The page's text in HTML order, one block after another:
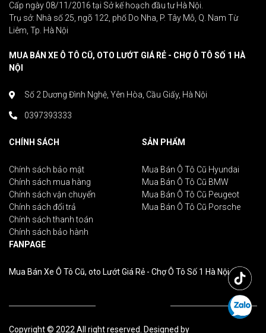
Cấp ngày 08/11/2016 tại Sở kế hoạch đầu tư Hà Nội.
Trụ sở: Nhà số 25, ngõ 122, phố Do Nha, P. Tây Mỗ, Q. Nam Từ
Liêm, Tp. Hà Nội
MUA BÁN XE Ô TÔ CŨ, OTO LƯỚT GIÁ RẺ - CHỢ Ô TÔ SỐ 1 HÀ
NỘI
Số 2 Dương Đình Nghệ, Yên Hòa, Cầu Giấy, Hà Nội
0397393333
CHÍNH SÁCH
Chính sách bảo mật
Chính sách mua hàng
Chính sách vận chuyển
Chính sách đổi trả
Chính sách thanh toán
Chính sách bảo hành
SẢN PHẨM
Mua Bán Ô Tô Cũ Hyundai
Mua Bán Ô Tô Cũ BMW
Mua Bán Ô Tô Cũ Peugeot
Mua Bán Ô Tô Cũ Porsche
FANPAGE
Mua Bán Xe Ô Tô Cũ, oto Lướt Giá Rẻ - Chợ Ô Tô Số 1 Hà Nội
Copyright © 2022 All right reserved. Designed by